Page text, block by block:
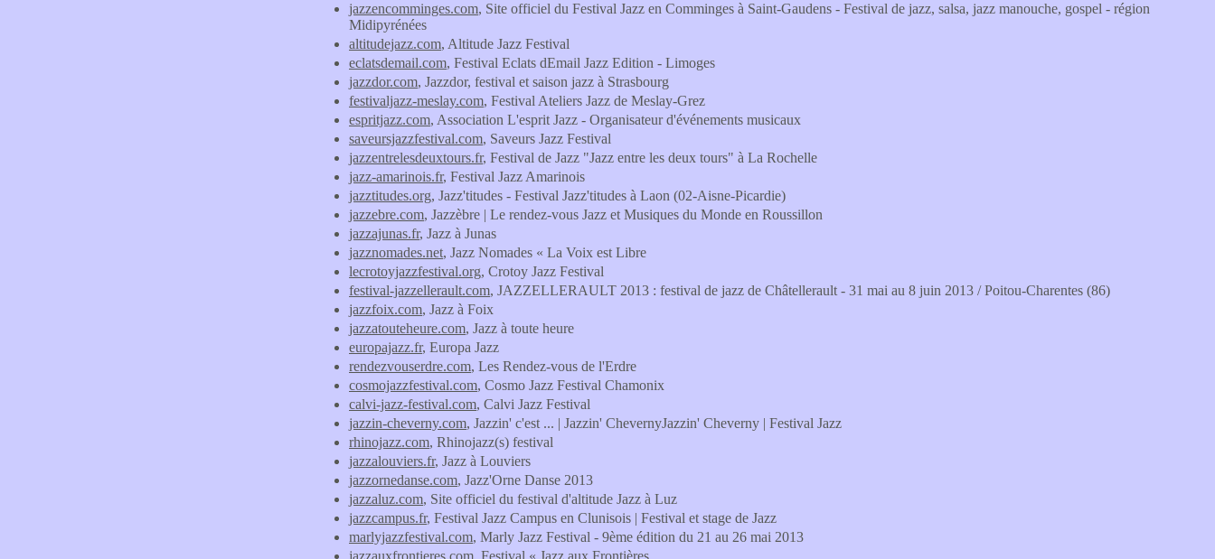
jazzencomminges.com, Site officiel du Festival Jazz en Comminges à Saint-Gaudens - Festival de jazz, salsa, jazz manouche, gospel - région
Midipyrénées
altitudejazz.com, Altitude Jazz Festival
eclatsdemail.com, Festival Eclats dEmail Jazz Edition - Limoges
jazzdor.com, Jazzdor, festival et saison jazz à Strasbourg
festivaljazz-meslay.com, Festival Ateliers Jazz de Meslay-Grez
espritjazz.com, Association L'esprit Jazz - Organisateur d'événements musicaux
saveursjazzfestival.com, Saveurs Jazz Festival
jazzentrelesdeuxtours.fr, Festival de Jazz "Jazz entre les deux tours" à La Rochelle
jazz-amarinois.fr, Festival Jazz Amarinois
jazztitudes.org, Jazz'titudes - Festival Jazz'titudes à Laon (02-Aisne-Picardie)
jazzebre.com, Jazzèbre | Le rendez-vous Jazz et Musiques du Monde en Roussillon
jazzajunas.fr, Jazz à Junas
jazznomades.net, Jazz Nomades « La Voix est Libre
lecrotoyjazzfestival.org, Crotoy Jazz Festival
festival-jazzellerault.com, JAZZELLERAULT 2013 : festival de jazz de Châtellerault - 31 mai au 8 juin 2013 / Poitou-Charentes (86)
jazzfoix.com, Jazz à Foix
jazzatouteheure.com, Jazz à toute heure
europajazz.fr, Europa Jazz
rendezvouserdre.com, Les Rendez-vous de l'Erdre
cosmojazzfestival.com, Cosmo Jazz Festival Chamonix
calvi-jazz-festival.com, Calvi Jazz Festival
jazzin-cheverny.com, Jazzin' c'est ... | Jazzin' ChevernyJazzin' Cheverny | Festival Jazz
rhinojazz.com, Rhinojazz(s) festival
jazzalouviers.fr, Jazz à Louviers
jazzornedanse.com, Jazz'Orne Danse 2013
jazzaluz.com, Site officiel du festival d'altitude Jazz à Luz
jazzcampus.fr, Festival Jazz Campus en Clunisois | Festival et stage de Jazz
marlyjazzfestival.com, Marly Jazz Festival - 9ème édition du 21 au 26 mai 2013
jazzauxfrontieres.com, Festival « Jazz aux Frontières